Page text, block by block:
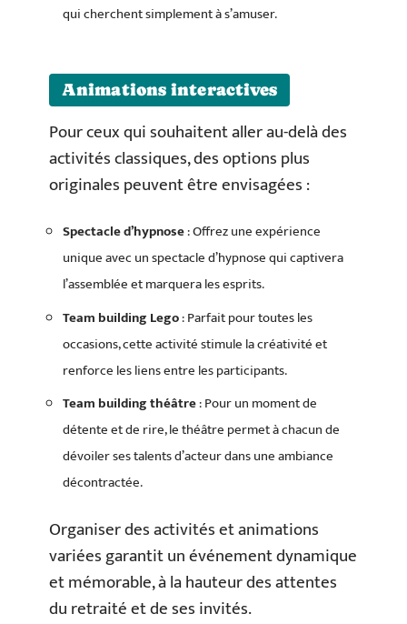
qui cherchent simplement à s’amuser.
Animations interactives
Pour ceux qui souhaitent aller au-delà des
activités classiques, des options plus
originales peuvent être envisagées :
Spectacle d’hypnose: Offrez une expérience
unique avec un spectacle d’hypnose qui captivera
l’assemblée et marquera les esprits.
Team building Lego: Parfait pour toutes les
occasions, cette activité stimule la créativité et
renforce les liens entre les participants.
Team building théâtre: Pour un moment de
détente et de rire, le théâtre permet à chacun de
dévoiler ses talents d’acteur dans une ambiance
décontractée.
Organiser des activités et animations
variées garantit un événement dynamique
et mémorable, à la hauteur des attentes
du retraité et de ses invités.